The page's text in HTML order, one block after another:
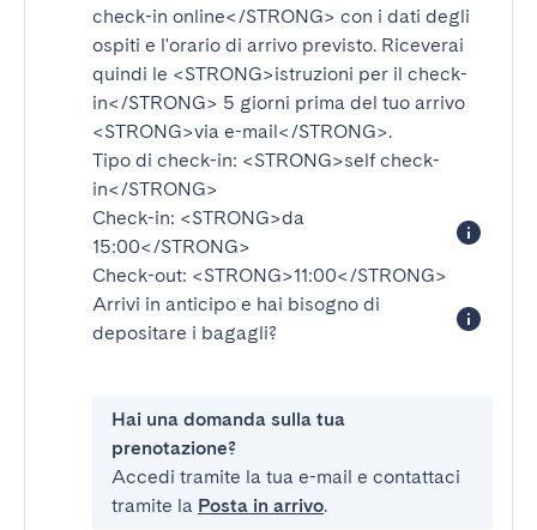
check-in online</STRONG> con i dati degli
ospiti e l'orario di arrivo previsto. Riceverai
quindi le <STRONG>istruzioni per il check-
in</STRONG> 5 giorni prima del tuo arrivo
<STRONG>via e-mail</STRONG>.
Tipo di check-in: <STRONG>self check-
in</STRONG>
Check-in: <STRONG>da
15:00</STRONG>
Check-out: <STRONG>11:00</STRONG>
Arrivi in anticipo e hai bisogno di
depositare i bagagli?
Hai una domanda sulla tua
prenotazione?
Accedi tramite la tua e-mail e contattaci
tramite la Posta in arrivo.